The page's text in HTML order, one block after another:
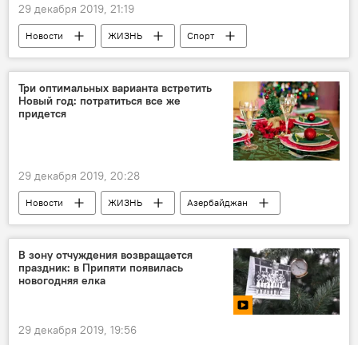
29 декабря 2019, 21:19
Новости ЖИЗНЬ
Спорт
Азербайджан
АФФА
Три оптимальных варианта встретить
Новый год: потратиться все же
придется
29 декабря 2019, 20:28
Новости ЖИЗНЬ
Азербайджан
Праздник
Новый год 2022
В зону отчуждения возвращается
праздник: в Припяти появилась
новогодняя елка
29 декабря 2019, 19:56